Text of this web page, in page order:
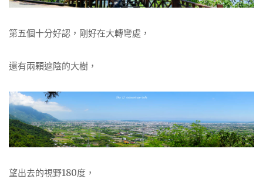
第五個十分好認，剛好在大轉彎處，
還有兩顆遮陰的大樹，
望出去的視野180度，